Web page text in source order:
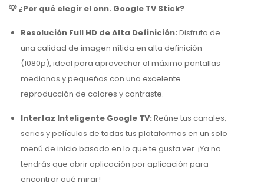
💡 ¿Por qué elegir el onn. Google TV Stick?
Resolución Full HD de Alta Definición: Disfruta de
una calidad de imagen nítida en alta definición
(1080p), ideal para aprovechar al máximo pantallas
medianas y pequeñas con una excelente
reproducción de colores y contraste.
Interfaz Inteligente Google TV: Reúne tus canales,
series y películas de todas tus plataformas en un solo
menú de inicio basado en lo que te gusta ver. ¡Ya no
tendrás que abrir aplicación por aplicación para
encontrar qué mirar!